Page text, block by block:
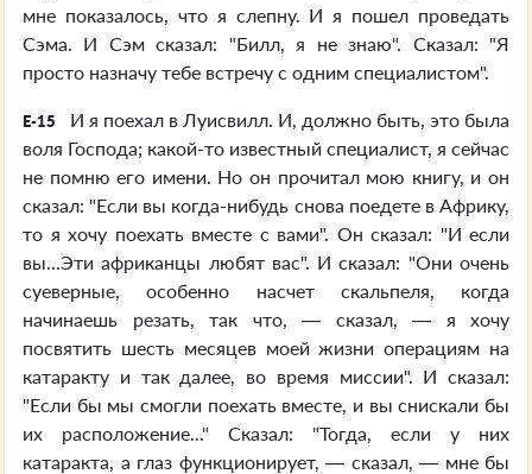
мне показалось, что я слепну. И я пошел проведать
Сэма. И Сэм сказал: "Билл, я не знаю". Сказал: "Я
просто назначу тебе встречу с одним специалистом".
E-15
И я поехал в Луисвилл. И, должно быть, это была
воля Господа; какой-то известный специалист, я сейчас
не помню его имени. Но он прочитал мою книгу, и он
сказал: "Если вы когда-нибудь снова поедете в Африку,
то я хочу поехать вместе с вами". Он сказал: "И если
вы...Эти африканцы любят вас". И сказал: "Они очень
суеверные, особенно насчет скальпеля, когда
начинаешь резать, так что, — сказал, — я хочу
посвятить шесть месяцев моей жизни операциям на
катаракту и так далее, во время миссии". И сказал:
"Если бы мы смогли поехать вместе, и вы снискали бы
их расположение..." Сказал: "Тогда, если у них
катаракта, а глаз функционирует, — сказал, — мне бы